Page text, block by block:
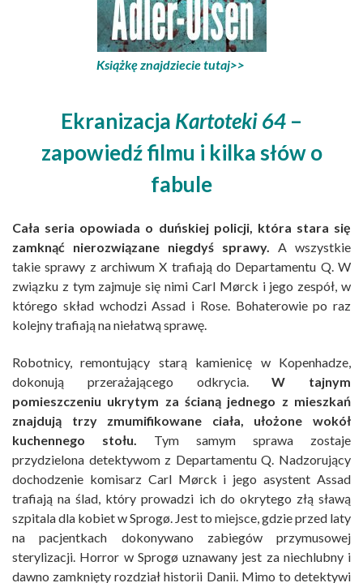
Książkę znajdziecie tutaj>>
Ekranizacja Kartoteki 64 –
zapowiedź filmu i kilka słów o
fabule
Cała seria opowiada o duńskiej policji, która stara się
zamknąć nierozwiązane niegdyś sprawy.
A wszystkie
takie sprawy z archiwum X trafiają do Departamentu Q. W
związku z tym zajmuje się nimi Carl Mørck i jego zespół, w
którego skład wchodzi Assad i Rose. Bohaterowie po raz
kolejny trafiają na niełatwą sprawę.
Robotnicy, remontujący starą kamienicę w Kopenhadze,
dokonują przerażającego odkrycia.W tajnym
pomieszczeniu ukrytym za ścianą jednego z mieszkań
znajdują trzy zmumifikowane ciała, ułożone wokół
kuchennego stołu.
Tym samym sprawa zostaje
przydzielona detektywom z Departamentu Q. Nadzorujący
dochodzenie komisarz Carl Mørck i jego asystent Assad
trafiają na ślad, który prowadzi ich do okrytego złą sławą
szpitala dla kobiet w Sprogø. Jest to miejsce, gdzie przed laty
na pacjentkach dokonywano zabiegów przymusowej
sterylizacji. Horror w Sprogø uznawany jest za niechlubny i
dawno zamknięty rozdział historii Danii. Mimo to detektywi